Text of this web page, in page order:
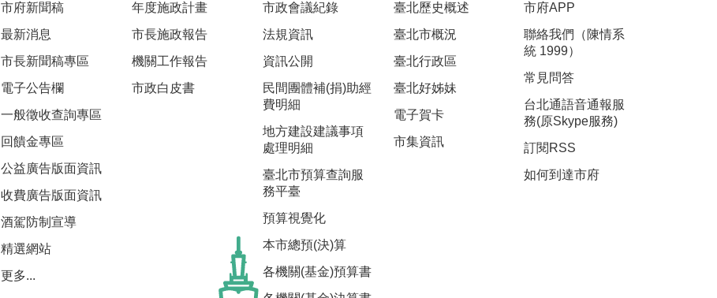
市府新聞稿
最新消息
市長新聞稿專區
電子公告欄
一般徵收查詢專區
回饋金專區
公益廣告版面資訊
收費廣告版面資訊
酒駕防制宣導
精選網站
更多...
年度施政計畫
市長施政報告
機關工作報告
市政白皮書
市政會議紀錄
法規資訊
資訊公開
民間團體補(捐)助經
費明細
地方建設建議事項
處理明細
臺北市預算查詢服
務平臺
預算視覺化
本市總預(決)算
各機關(基金)預算書
臺北歷史概述
臺北市概況
臺北行政區
臺北好姊妹
電子賀卡
市集資訊
市府APP
聯絡我們（陳情系
統 1999）
常見問答
台北通語音通報服
務(原Skype服務)
訂閱RSS
如何到達市府